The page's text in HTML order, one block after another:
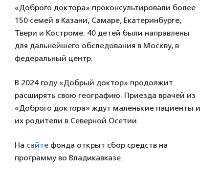
«Доброго доктора» проконсультировали более
150 семей в Казани, Самаре, Екатеринбурге,
Твери и Костроме. 40 детей были направлены
для дальнейшего обследования в Москву, в
федеральный центр.
В 2024 году «Добрый доктор» продолжит
расширять свою географию. Приезда врачей из
«Доброго доктора» ждут маленькие пациенты и
их родители в Северной Осетии.
На сайте фонда открыт сбор средств на
программу во Владикавказе.